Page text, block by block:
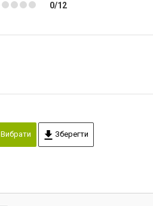
0/12
Вибрати Зберегти